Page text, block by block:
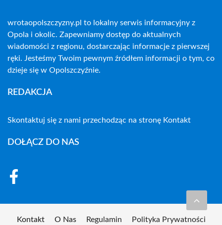
wrotaopolszczyzny.pl to lokalny serwis informacyjny z
Opola i okolic. Zapewniamy dostęp do aktualnych
wiadomości z regionu, dostarczając informacje z pierwszej
ręki. Jesteśmy Twoim pewnym źródłem informacji o tym, co
dzieje się w Opolszczyźnie.
REDAKCJA
Skontaktuj się z nami przechodząc na stronę Kontakt
DOŁĄCZ DO NAS
Kontakt O Nas Regulamin Polityka Prywatności